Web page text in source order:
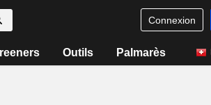
Connexion
Outils Palmarès